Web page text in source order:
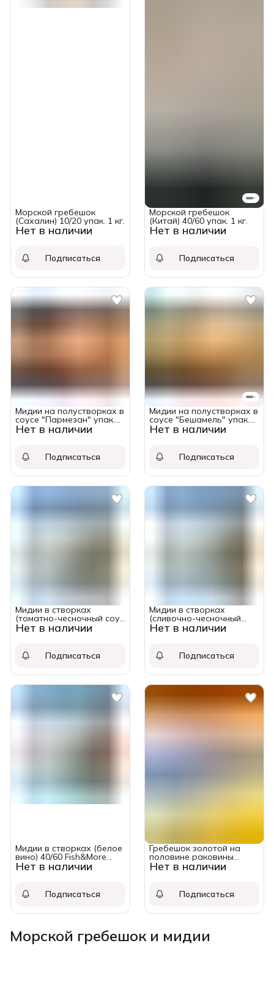
Нет в наличии
Морской гребешок
(Сахалин) 10/20 упак. 1 кг.
Подписаться
Нет в наличии
Морской гребешок
(Китай) 40/60 упак. 1 кг.
Подписаться
Нет в наличии
Мидии на полустворках в
соусе "Пармезан" упак.
200 гр.
Подписаться
Нет в наличии
Мидии на полустворках в
соусе "Бешамель" упак.
200 гр.
Подписаться
Нет в наличии
Мидии в створках
(томатно-чесночный соус
) 40/60 Fish&More упак.
500 гр.
Подписаться
Нет в наличии
Мидии в створках
(сливочно-чесночный
соус ) 40/60 Fish&More
упак. 500 гр.
Подписаться
Нет в наличии
Мидии в створках (белое
вино) 40/60 Fish&More
упак. 500 гр.
Подписаться
Нет в наличии
Гребешок золотой на
половине раковины
замороженные 1кг
Подписаться
Морской гребешок и мидии